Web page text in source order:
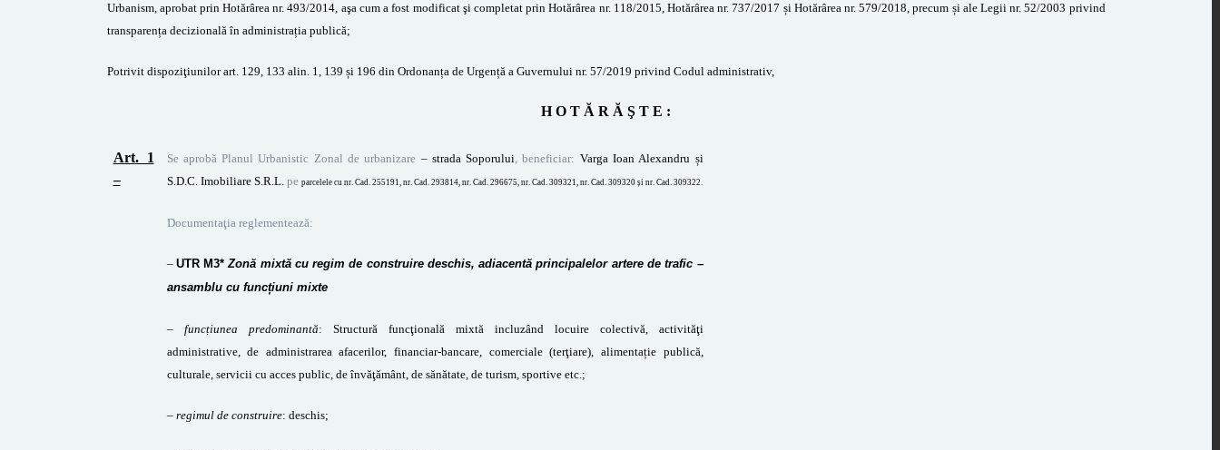
Urbanism, aprobat prin Hotărârea nr. 493/2014, aşa cum a fost modificat şi completat prin Hotărârea nr. 118/2015, Hotărârea nr. 737/2017 și Hotărârea nr. 579/2018, precum și ale Legii nr. 52/2003 privind
transparența decizională în administrația publică;
Potrivit dispoziţiunilor art. 129, 133 alin. 1,139 și 196 din Ordonanța de Urgență a Guvernului nr. 57/2019 privind Codul administrativ,
H O T Ă R Ă Ş T E :
Art. 1
–
Se aprobă Planul Urbanistic Zonal de urbanizare – strada Soporului, beneficiar: Varga Ioan Alexandru și
S.D.C. Imobiliare S.R.L. pe parcelele cu nr. Cad. 255191, nr. Cad. 293814, nr. Cad. 296675, nr. Cad. 309321, nr. Cad. 309320 și nr. Cad. 309322.
Documentaţia reglementează:
– UTR M3* Zonă mixtă cu regim de construire deschis, adiacentă principalelor artere de trafic –
ansamblu cu funcțiuni mixte
– funcțiunea predominantă: Structură funcţională mixtă incluzând locuire colectivă, activităţi
administrative, de administrarea afacerilor, financiar-bancare, comerciale (terţiare), alimentație publică,
culturale, servicii cu acces public, de învăţământ, de sănătate, de turism, sportive etc.;
– regimul de construire: deschis;